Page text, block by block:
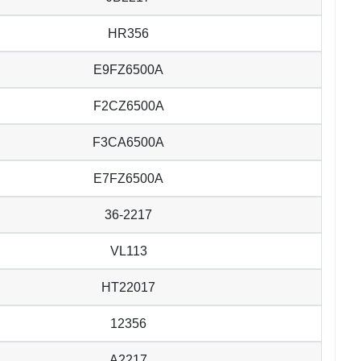
HR356
E9FZ6500A
F2CZ6500A
F3CA6500A
E7FZ6500A
36-2217
VL113
HT22017
12356